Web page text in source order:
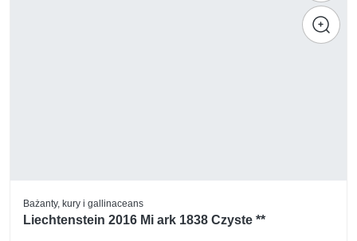
Bażanty, kury i gallinaceans
Liechtenstein 2016 Mi ark 1838 Czyste **